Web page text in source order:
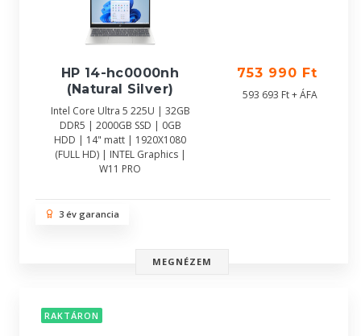
HP 14-hc0000nh
(Natural Silver)
Intel Core Ultra 5 225U | 32GB
DDR5 | 2000GB SSD | 0GB
HDD | 14" matt | 1920X1080
(FULL HD) | INTEL Graphics |
W11 PRO
753 990 Ft
593 693 Ft + ÁFA
3 év garancia
MEGNÉZEM
RAKTÁRON